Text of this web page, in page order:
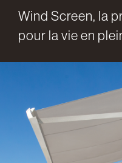
Wind Screen, la
pour la vie en